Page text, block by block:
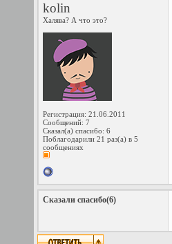
kolin
Халява? А что это?
Регистрация: 21.06.2011
Сообщений: 7
Сказал(а) спасибо: 6
Поблагодарили 21 раз(а) в 5
сообщениях
Сказали спасибо(6)